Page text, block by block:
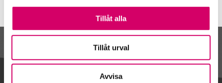
Tillåt alla
Tillåt urval
Avvisa